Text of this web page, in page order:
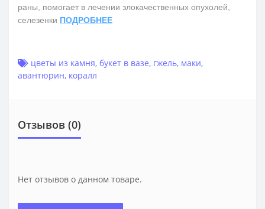
раны, помогает в лечении злокачественных опухолей,
селезенки ПОДРОБНЕЕ
цветы из камня, букет в вазе, гжель, маки,
авантюрин, коралл
Отзывов (0)
Нет отзывов о данном товаре.